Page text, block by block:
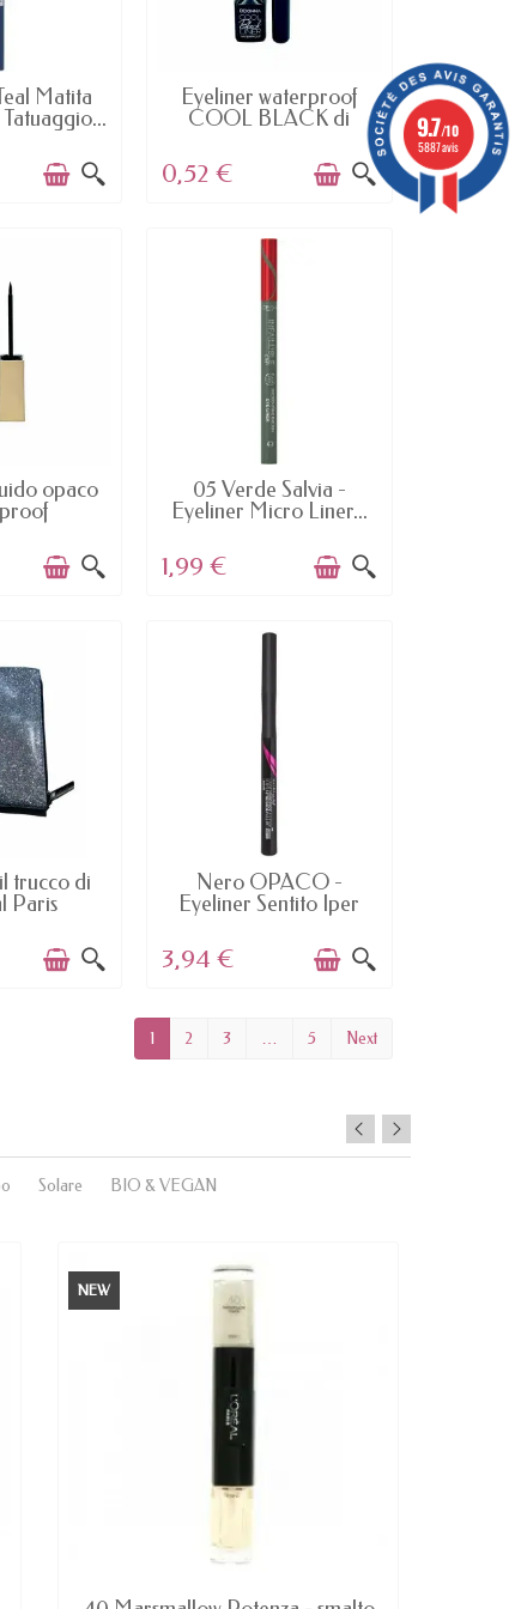
Matita
AVAILABLE
Eyeliner waterproof
COOL BLACK di
0,52 €
opaco
AVAILABLE
05 Verde Salvia -
Eyeliner Micro Liner...
1,99 €
trucco di
Paris
AVAILABLE
Nero OPACO -
Eyeliner Sentito Iper
3,94 €
1 2 3 … 5 Next
Solare BIO & VEGAN
NEW
9.7/10
5887 avis